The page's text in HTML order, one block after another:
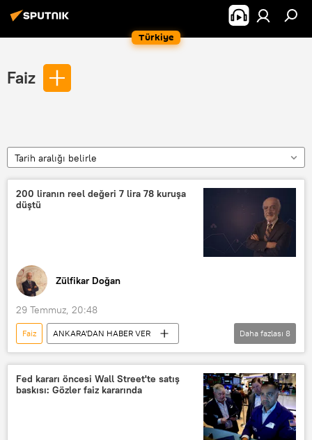
Türkiye
Faiz
Tarih aralığı belirle
200 liranın reel değeri 7 lira 78 kuruşa
düştü
Zülfikar Doğan
29 Temmuz, 20:48
Faiz
ANKARA'DAN HABER VER
RADYO
Ekonomi
Enflasyon
Konkordato
iflas
Kredi
Merkez Bankası
ATM
Daha fazlası 8
Fed kararı öncesi Wall Street'te satış
baskısı: Gözler faiz kararında